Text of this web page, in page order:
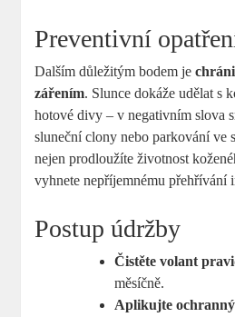
Preventivní
Dalším důležitým bodem je
zářením. Slunce dokáže udělat s
hotové divy – v negativním slova
sluneční clony nebo parkování ve
nejen prodloužíte životnost
vyhnete nepříjemnému přehřívání
Postup údržby
Čistěte volant
měsíčně.
Aplikujte